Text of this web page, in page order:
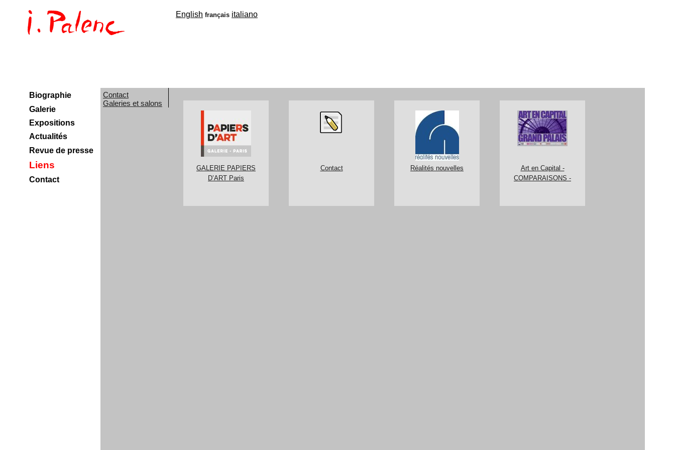
English français italiano
Contact
Galeries et salons
GALERIE PAPIERS
D’ART Paris
Contact Réalités nouvelles
Art en Capital -
COMPARAISONS -
Biographie
Galerie
Expositions
Actualités
Revue de presse
Liens
Contact